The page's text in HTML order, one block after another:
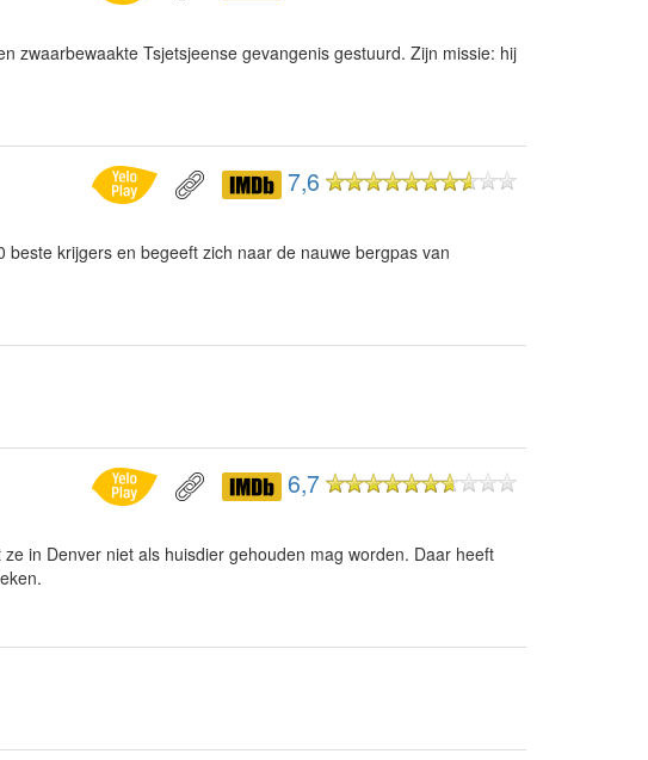
zwaarbewaakte Tsjetsjeense gevangenis gestuurd. Zijn missie: hij
7,6
krijgers en begeeft zich naar de nauwe bergpas van
6,7
in Denver niet als huisdier gehouden mag worden. Daar heeft